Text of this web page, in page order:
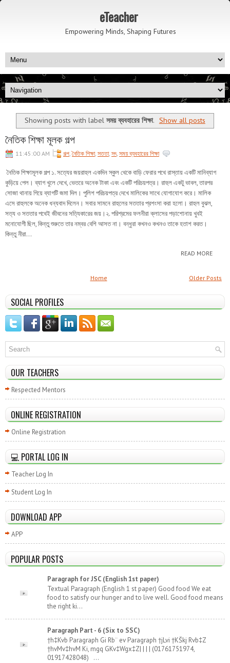
eTeacher
Empowering Minds, Shaping Futures
Showing posts with labelসময় ব্যবহারের শিক্ষা. Show all posts
নৈতিক শিক্ষা মূলক গল্প
11:45:00 AM গল্প ,নৈতিক শিক্ষা, সততা, সৎ, সময় ব্যবহারের শিক্ষা
নৈতিক শিক্ষামূলক গল্প ১. সত্যের জয়রাহুল একদিন স্কুল থেকে বাড়ি ফেরার পথে রাস্তায় একটি মানিব্যাগ
কুড়িয়ে পেল। ব্যাগ খুলে দেখে, ভেতরে অনেক টাকা এবং একটি পরিচয়পত্র। রাহুল একটু ভাবল, তারপর
সোজা থানায় গিয়ে ব্যাগটি জমা দিল। পুলিশ পরিচয়পত্র দেখে মালিকের সাথে যোগাযোগ করে। মালিক
এসে রাহুলকে অনেক ধন্যবাদ দিলেন। সবার সামনে রাহুলের সততার প্রশংসা করা হলো। রাহুল বুঝল,
সত্য ও সততার পথেই জীবনের সত্যিকারের জয়।২. পরিশ্রমের ফলনীরা ক্লাসের পড়াশোনায় খুবই
মনোযোগী ছিল, কিন্তু শুরুতে তার নম্বর বেশি আসত না। বন্ধুরা কখনও কখনও তাকে হতাশ করত।
কিন্তু নীরা...
READ MORE
Older Posts
Home
SOCIAL PROFILES
OUR TEACHERS
Respected Mentors
ONLINE REGISTRATION
Online Registration
💻 PORTAL LOG IN
Teacher Log In
Student Log In
DOWNLOAD APP
APP
POPULAR POSTS
Paragraph for JSC (English 1st paper)
Textual Paragraph (English 1 st paper) Good food We eat
food to satisfy our hunger and to live well. Good food means
the right ki...
Paragraph Part - 6 (Six to SSC)
†h‡Kvb Paragraph Gi Rb¨ ev Paragraph †jLvi †KŠkj Rvb‡Z
†hvMv‡hvM Ki, mgq GKv‡Wgx‡Z| | | | (01761751974,
01917428048) ...